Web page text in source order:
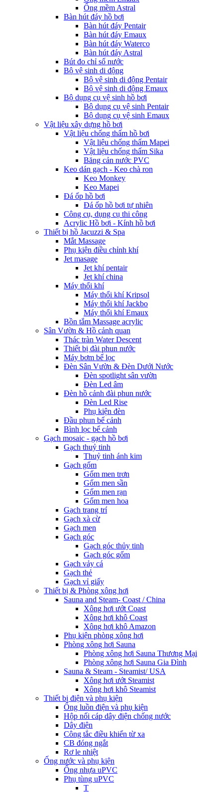
Ống mềm Astral
Bàn hút đáy hồ bơi
Bàn hút đáy Pentair
Bàn hút đáy Emaux
Bàn hút đáy Waterco
Bàn hút đáy Astral
Bút đo chỉ số nước
Bộ vệ sinh di động
Bộ vệ sinh di động Pentair
Bộ vệ sinh di động Emaux
Bộ dụng cụ vệ sinh hồ bơi
Bộ dụng cụ vệ sinh Pentair
Bộ dụng cụ vệ sinh Emaux
Vật liệu xây dựng hồ bơi
Vật liệu chống thấm hồ bơi
Vật liệu chống thấm Mapei
Vật liệu chống thấm Sika
Băng cản nước PVC
Keo dán gạch - Keo chà ron
Keo Monkey
Keo Mapei
Đá ốp hồ bơi
Đá ốp hồ bơi tự nhiên
Công cụ, dụng cụ thi công
Acrylic Hồ bơi - Kính hồ bơi
Thiết bị hồ Jacuzzi & Spa
Mắt Massage
Phụ kiện điều chỉnh khí
Jet masage
Jet khí pentair
Jet khí china
Máy thổi khí
Máy thổi khí Kripsol
Máy thổi khí Jackbo
Máy thổi khí Emaux
Bồn tắm Massage acrylic
Sân Vườn & Hồ cảnh quan
Thác tràn Water Descent
Thiết bị đài phun nước
Máy bơm bể lọc
Đèn Sân Vườn & Đèn Dưới Nước
Đèn spotlight sân vườn
Đèn Led âm
Đèn hồ cảnh đài phun nước
Đèn Led Rise
Phụ kiện đèn
Đầu phun bể cảnh
Bình lọc bể cảnh
Gạch mosaic - gạch hồ bơi
Gạch thuỷ tinh
Thuỷ tinh ánh kim
Gạch gốm
Gốm men trơn
Gốm men sần
Gốm men rạn
Gốm men hoa
Gạch trang trí
Gạch xà cừ
Gạch men
Gạch góc
Gạch góc thủy tinh
Gạch góc gốm
Gạch vảy cá
Gạch thẻ
Gạch vỉ giấy
Thiết bị & Phòng xông hơi
Sauna and Steam- Coast / China
Xông hơi ướt Coast
Xông hơi khô Coast
Xông hơi khô Amazon
Phụ kiện phòng xông hơi
Phòng xông hơi Sauna
Phòng xông hơi Sauna Thương Mại
Phòng xông hơi Sauna Gia Đình
Sauna & Steam - Steamist/ USA
Xông hơi ướt Steamist
Xông hơi khô Steamist
Thiết bị điện và phụ kiện
Ống luồn điện và phụ kiện
Hộp nối cáp dây điện chống nước
Dây điện
Công tắc điều khiển từ xa
CB đóng ngắt
Rơ le nhiệt
Ống nước và phụ kiện
Ống nhựa uPVC
Phụ tùng uPVC
T